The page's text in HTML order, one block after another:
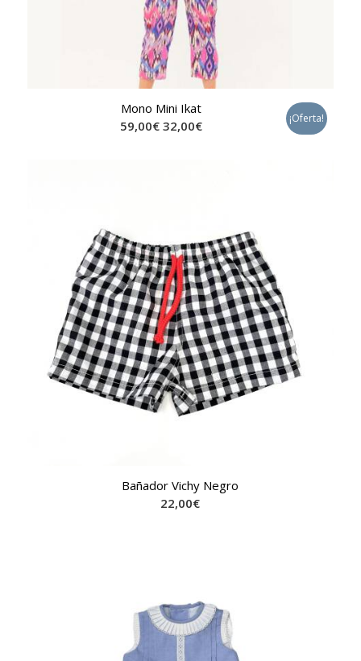
Mono Mini Ikat
59,00€ 32,00€ ¡Oferta!
Bañador Vichy Negro
22,00€